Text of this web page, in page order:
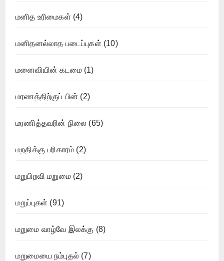
மனித உரிமைகள் (4)
மனிதனல்லாத படைப்புகள் (10)
மனைவியின் கடமை(1)
மரணத்திற்குப் பின் (2)
மரணித்தவரின் நிலை (65)
மறதிக்கு பரிகாரம் (2)
மறுபிறவி மறுமை(2)
மறுப்புகள் (91)
மறுமை வாழ்வே இலக்கு (8)
மறுமையை நம்புதல் (7)